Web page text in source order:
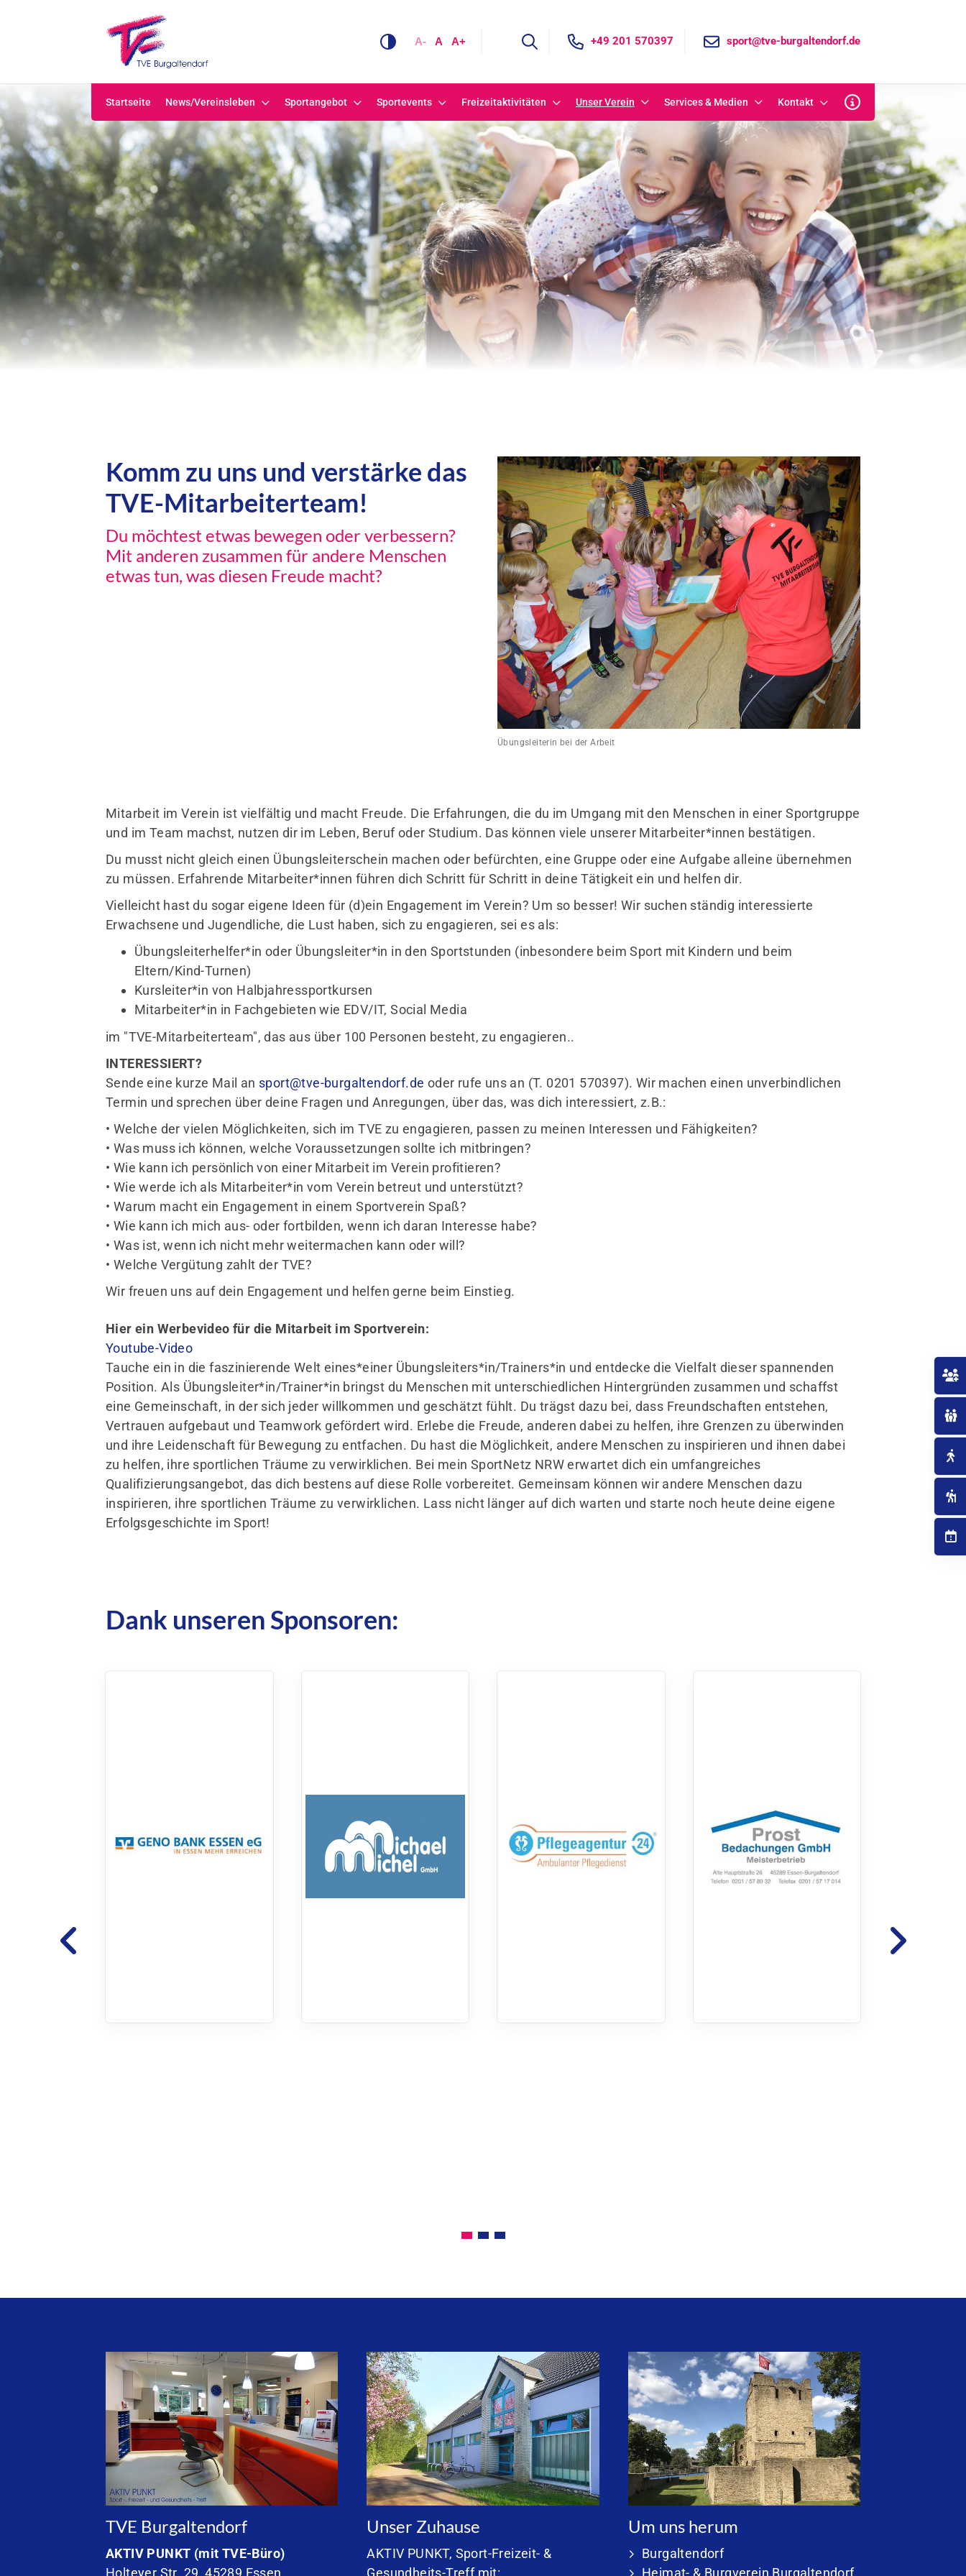
A- A A+ +49 201 570397 sport@tve-burgaltendorf.de
Startseite News/Vereinsleben Sportangebot Sportevents Freizeitaktivitäten Unser Verein Services & Medien Kontakt
Komm zu uns und verstärke das
TVE-Mitarbeiterteam!
Du möchtest etwas bewegen oder verbessern?
Mit anderen zusammen für andere Menschen
etwas tun, was diesen Freude macht?
Übungsleiterin bei der Arbeit
Mitarbeit im Verein ist vielfältig und macht Freude. Die Erfahrungen, die du im Umgang mit den Menschen in einer Sportgruppe
und im Team machst, nutzen dir im Leben, Beruf oder Studium. Das können viele unserer Mitarbeiter*innen bestätigen.
Du musst nicht gleich einen Übungsleiterschein machen oder befürchten, eine Gruppe oder eine Aufgabe alleine übernehmen
zu müssen. Erfahrende Mitarbeiter*innen führen dich Schritt für Schritt in deine Tätigkeit ein und helfen dir.
Vielleicht hast du sogar eigene Ideen für (d)ein Engagement im Verein? Um so besser! Wir suchen ständig interessierte
Erwachsene und Jugendliche, die Lust haben, sich zu engagieren, sei es als:
Übungsleiterhelfer*in oder Übungsleiter*in in den Sportstunden (inbesondere beim Sport mit Kindern und beim
Eltern/Kind-Turnen)
Kursleiter*in von Halbjahressportkursen
Mitarbeiter*in in Fachgebieten wie EDV/IT, Social Media
im "TVE-Mitarbeiterteam", das aus über 100 Personen besteht, zu engagieren..
INTERESSIERT?
Sende eine kurze Mail an sport@tve-burgaltendorf.de oder rufe uns an (T. 0201 570397). Wir machen einen unverbindlichen
Termin und sprechen über deine Fragen und Anregungen, über das, was dich interessiert, z.B.:
• Welche der vielen Möglichkeiten, sich im TVE zu engagieren, passen zu meinen Interessen und Fähigkeiten?
• Was muss ich können, welche Voraussetzungen sollte ich mitbringen?
• Wie kann ich persönlich von einer Mitarbeit im Verein profitieren?
• Wie werde ich als Mitarbeiter*in vom Verein betreut und unterstützt?
• Warum macht ein Engagement in einem Sportverein Spaß?
• Wie kann ich mich aus- oder fortbilden, wenn ich daran Interesse habe?
• Was ist, wenn ich nicht mehr weitermachen kann oder will?
• Welche Vergütung zahlt der TVE?
Wir freuen uns auf dein Engagement und helfen gerne beim Einstieg.
Hier ein Werbevideo für die Mitarbeit im Sportverein:
Youtube-Video
Tauche ein in die faszinierende Welt eines*einer Übungsleiters*in/Trainers*in und entdecke die Vielfalt dieser spannenden
Position. Als Übungsleiter*in/Trainer*in bringst du Menschen mit unterschiedlichen Hintergründen zusammen und schaffst
eine Gemeinschaft, in der sich jeder willkommen und geschätzt fühlt. Du trägst dazu bei, dass Freundschaften entstehen,
Vertrauen aufgebaut und Teamwork gefördert wird. Erlebe die Freude, anderen dabei zu helfen, ihre Grenzen zu überwinden
und ihre Leidenschaft für Bewegung zu entfachen. Du hast die Möglichkeit, andere Menschen zu inspirieren und ihnen dabei
zu helfen, ihre sportlichen Träume zu verwirklichen. Bei mein SportNetz NRW erwartet dich ein umfangreiches
Qualifizierungsangebot, das dich bestens auf diese Rolle vorbereitet. Gemeinsam können wir andere Menschen dazu
inspirieren, ihre sportlichen Träume zu verwirklichen. Lass nicht länger auf dich warten und starte noch heute deine eigene
Erfolgsgeschichte im Sport!
Dank unseren Sponsoren:
TVE Burgaltendorf
AKTIV PUNKT (mit TVE-Büro)
Holteyer Str. 29, 45289 Essen
Unser Zuhause
AKTIV PUNKT, Sport-Freizeit- &
Gesundheits-Treff mit:
Um uns herum
Burgaltendorf
Heimat- & Burgverein Burgaltendorf